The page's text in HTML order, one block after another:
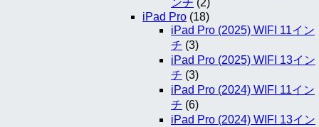
ンチ (2)
iPad Pro (18)
iPad Pro (2025) WIFI 11イン
チ (3)
iPad Pro (2025) WIFI 13イン
チ (3)
iPad Pro (2024) WIFI 11イン
チ (6)
iPad Pro (2024) WIFI 13イン